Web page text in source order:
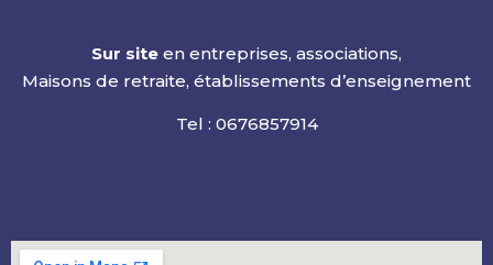
Sur site en entreprises, associations,
Maisons de retraite, établissements d’enseignement
Tel : 0676857914